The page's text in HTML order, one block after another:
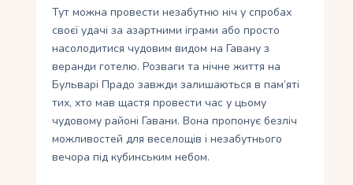
Тут можна провести незабутню ніч у спробах
своєї удачі за азартними іграми або просто
насолодитися чудовим видом на Гавану з
веранди готелю. Розваги та нічне життя на
Бульварі Прадо завжди залишаються в пам’яті
тих, хто мав щастя провести час у цьому
чудовому районі Гавани. Вона пропонує безліч
можливостей для веселощів і незабутнього
вечора під кубинським небом.